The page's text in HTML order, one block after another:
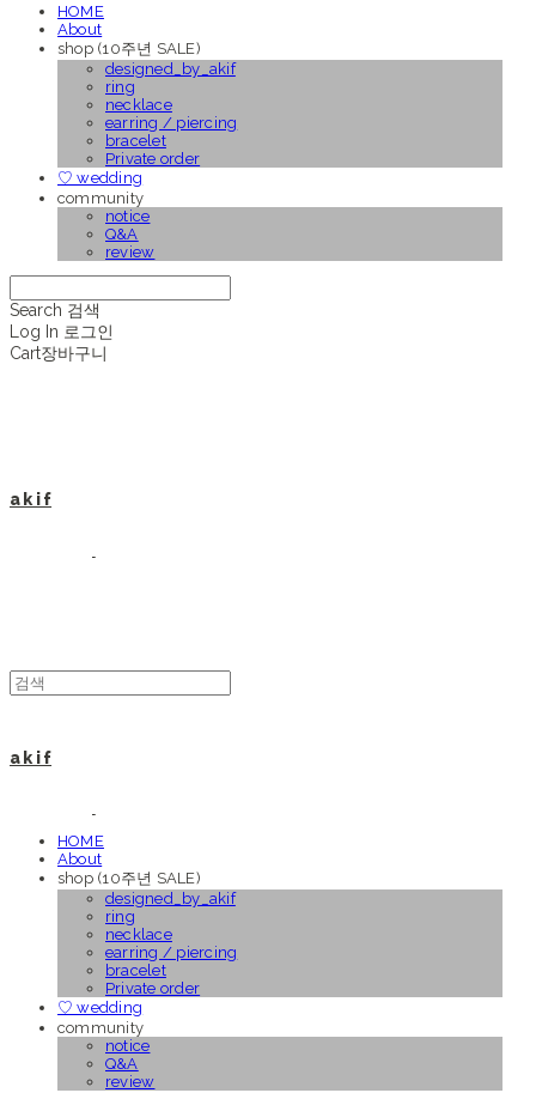
HOME
About
shop (10주년 SALE)
designed_by_akif
ring
necklace
earring / piercing
bracelet
Private order
♡ wedding
community
notice
Q&A
review
Search 검색
Log In 로그인
Cart장바구니
a k i f
a k i f
HOME
About
shop (10주년 SALE)
designed_by_akif
ring
necklace
earring / piercing
bracelet
Private order
♡ wedding
community
notice
Q&A
review